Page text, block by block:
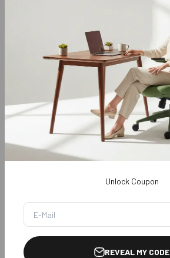
Unlock Coupon
REVEAL MY CODE
Vorbestellungsrichtlinie
kundenspezifische Produkte
Zahlungsrichtlinien
Datenschutzrichtlinie
Allgemeine
Geschäftsbedingungen